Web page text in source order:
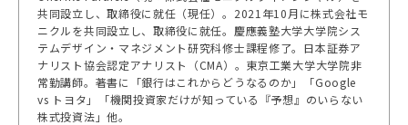
共同設立し、取締役に就任（現任）。2021年10月に株式会社モ
ニクルを共同設立し、取締役に就任。慶應義塾大学大学院シス
テムデザイン・マネジメント研究科修士課程修了。日本証券ア
ナリスト協会認定アナリスト（CMA）。東京工業大学大学院非
常勤講師。著書に「銀行はこれからどうなるのか」「Google
vs トヨタ」「機関投資家だけが知っている『予想』のいらない
株式投資法」他。